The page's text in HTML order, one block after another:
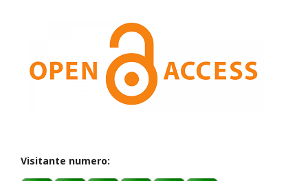
Visitante numero: